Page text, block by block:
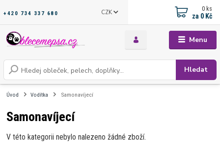
Menu
CZK
Hledat
+420 734 337 680
0 ks
za 0 Kč
Úvod Vodítka Samonavíjecí
Samonavíjecí
V této kategorii nebylo nalezeno žádné zboží.